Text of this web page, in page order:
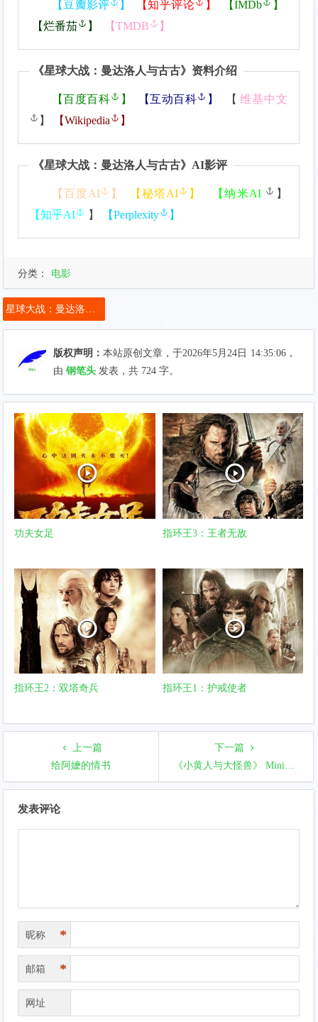
【 豆瓣影评 】 【知乎评论 】 【IMDb
】
【烂番茄 】 【TMDB 】
《星球大战：曼达洛人与古古》资料介绍
【百度百科 】 【互动百科 】 【 维基中文
】
【Wikipedia 】
《星球大战：曼达洛人与古古》AI影评
【百度AI 】 【秘塔AI 】 【纳米AI
】
【知乎AI 】 【Perplexity 】
分类： 电影
星球大战：曼达洛人与古古
版权声明：本站原创文章，于2026年5月24日 14:35:06 ，
由钢笔头 发表，共 724 字。
功夫女足 指环王3：王者无敌
指环王2：双塔奇兵 指环王1：护戒使者
上一篇
给阿嬷的情书
下一篇
《小黄人与大怪兽》 Minions & Monsters
发表评论
昵称 *
邮箱 *
网址